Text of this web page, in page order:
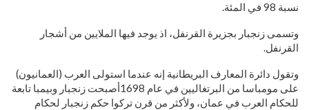
نسبة 98 في المئة.
وتسمى زنجبار بجزيرة القرنفل، اذ يوجد فيها الملايين من أشجار
القرنفل.
وتقول دائرة المعارف البريطانية إنه عندما استولى العرب (العمانيون)
على مومباسا من البرتغاليين في عام 1698أصبحت زنجبار وبيمبا تابعة
للحكام العرب في عمان، ولأكثر من قرن تركوا حكم زنجبار لحكام